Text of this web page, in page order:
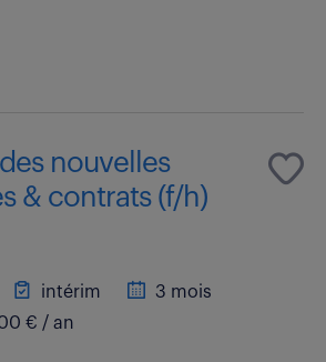
nouvelles
& contrats (f/h)
intérim
3 mois
€ / an